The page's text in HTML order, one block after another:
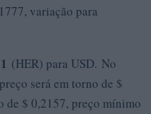
variação para
(HER) para USD. No
será em torno de $
de $ 0,2157, preço mínimo